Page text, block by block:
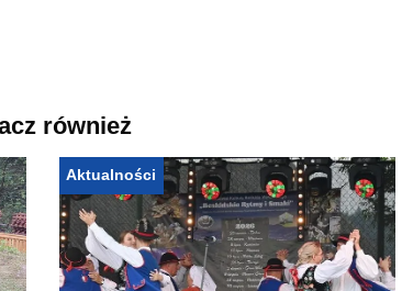
również
Aktualności